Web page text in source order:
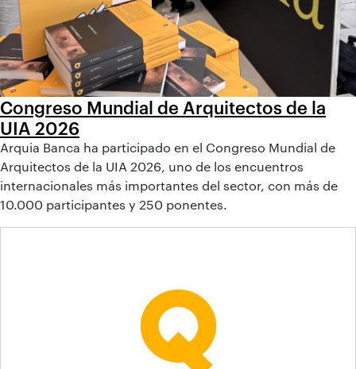
Congreso Mundial de Arquitectos de la
UIA 2026
Arquia Banca ha participado en el Congreso Mundial de
Arquitectos de la UIA 2026, uno de los encuentros
internacionales más importantes del sector, con más de
10.000 participantes y 250 ponentes.